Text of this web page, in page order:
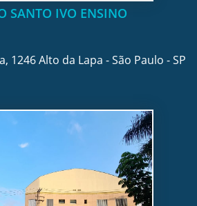
SANTO IVO ENSINO
1246 Alto da Lapa - São Paulo - SP